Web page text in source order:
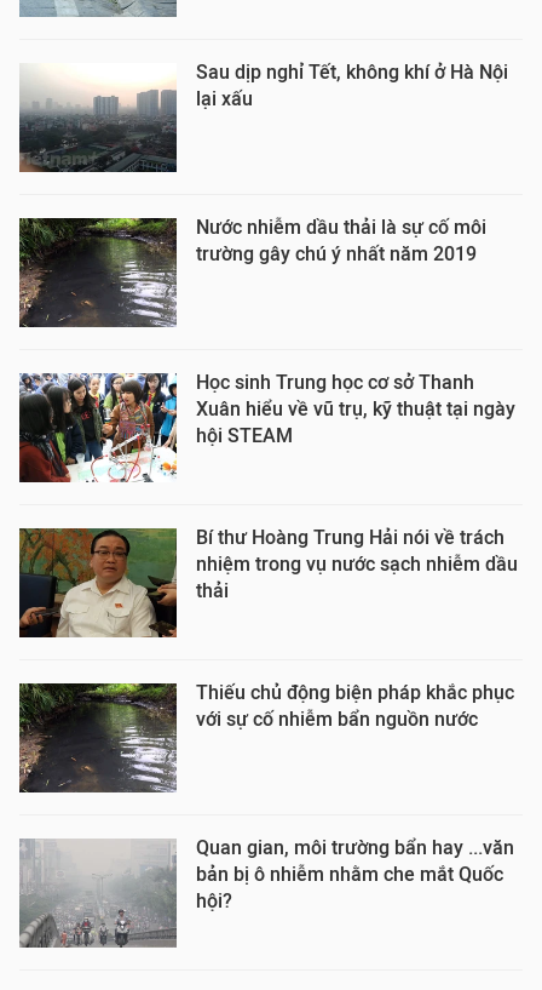
Sau dịp nghỉ Tết, không khí ở Hà Nội
lại xấu
Nước nhiễm dầu thải là sự cố môi
trường gây chú ý nhất năm 2019
Học sinh Trung học cơ sở Thanh
Xuân hiểu về vũ trụ, kỹ thuật tại ngày
hội STEAM
Bí thư Hoàng Trung Hải nói về trách
nhiệm trong vụ nước sạch nhiễm dầu
thải
Thiếu chủ động biện pháp khắc phục
với sự cố nhiễm bẩn nguồn nước
Quan gian, môi trường bẩn hay ...văn
bản bị ô nhiễm nhằm che mắt Quốc
hội?